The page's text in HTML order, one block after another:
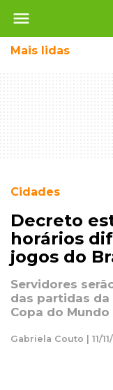
menu
Mais lidas
Cidades
Decreto
horários
jogos do
Servidores
das partidas
Copa do Mundo
Gabriela Couto | 11/